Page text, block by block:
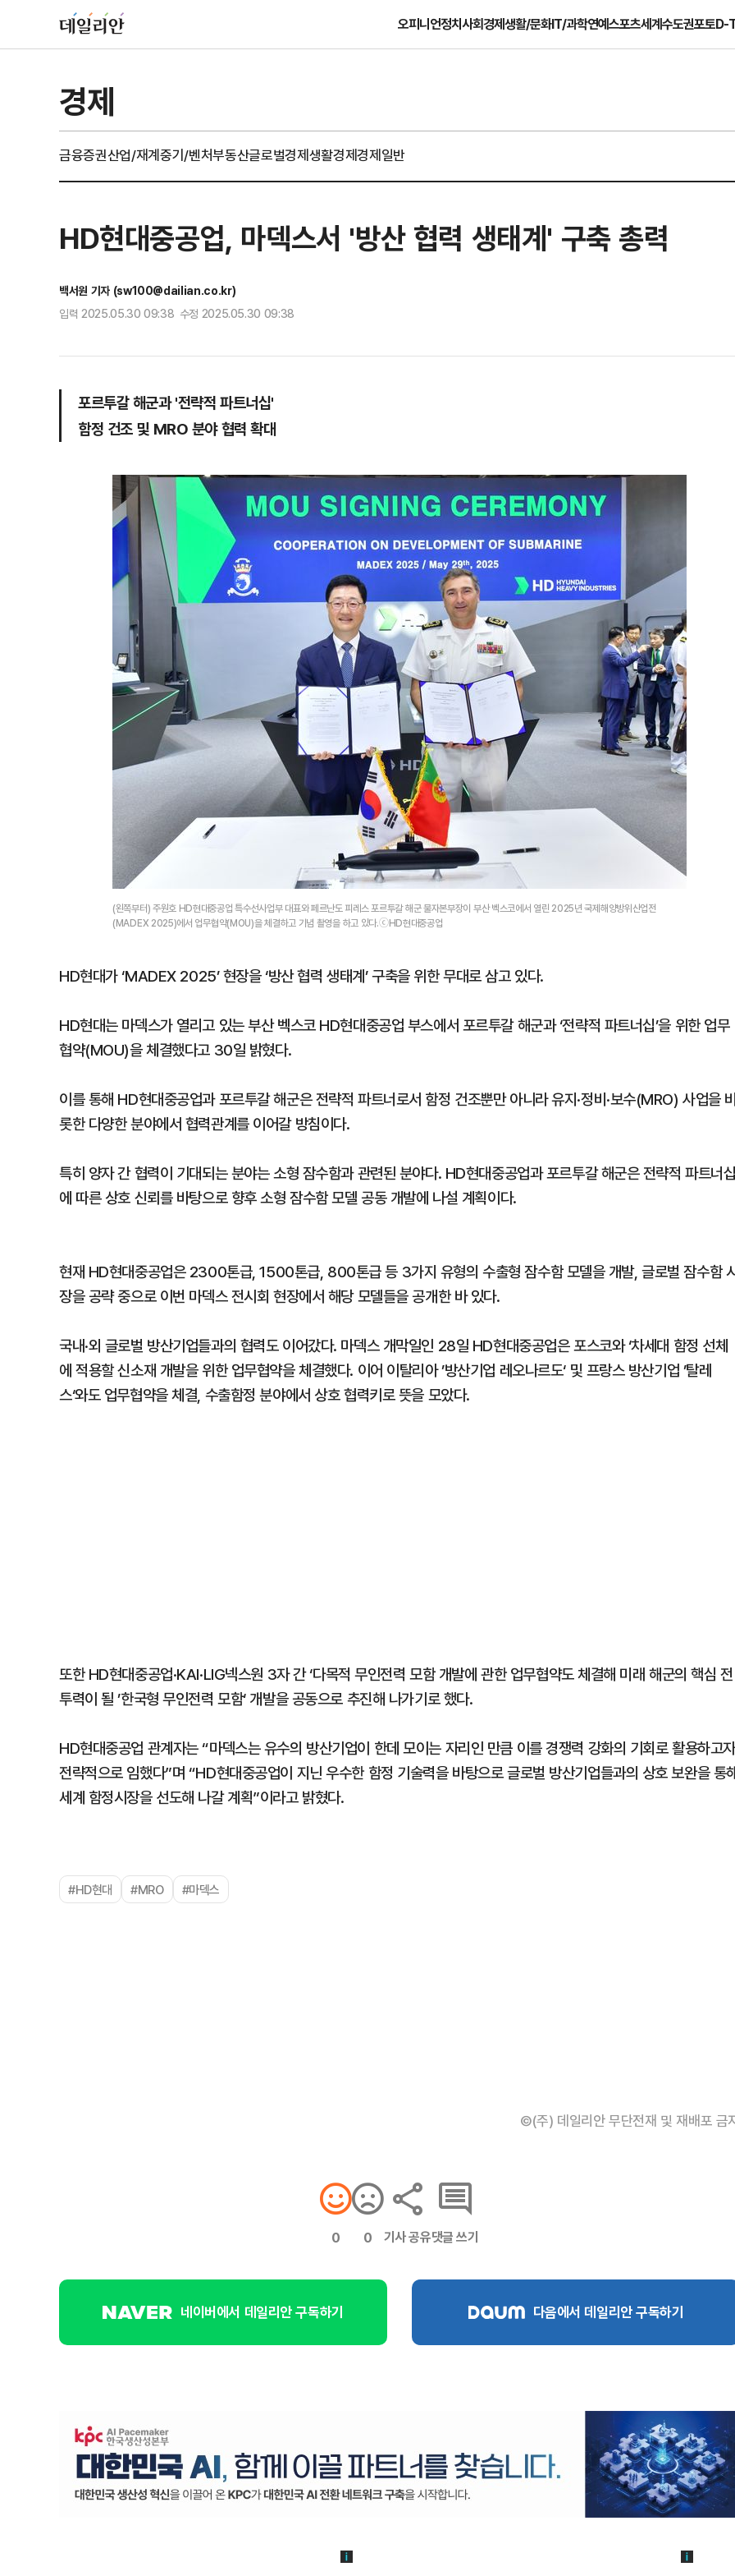
오피니언정치사회경제생활/문화IT/과학연예스포츠세계수도권포토D-
경제
금융증권산업/재계중기/벤처부동산글로벌경제생활경제경제일반
HD현대중공업, 마덱스서 '방산 협력 생태계' 구축 총력
백서원 기자 (sw100@dailian.co.kr)
입력 2025.05.30 09:38 수정 2025.05.30 09:38
포르투갈 해군과 '전략적 파트너십'
함정 건조 및 MRO 분야 협력 확대
(왼쪽부터) 주원호 HD현대중공업 특수선사업부 대표와 페르난도 피레스 포르투갈 해군 물자본부장이 부산 벡스코에서 열린 2025년 국제해양방위산업전
(MADEX 2025)에서 업무협약(MOU)을 체결하고 기념 촬영을 하고 있다.ⓒHD현대중공업
HD현대가 ‘MADEX 2025’ 현장을 ‘방산 협력 생태계’ 구축을 위한 무대로 삼고 있다.
HD현대는 마덱스가 열리고 있는 부산 벡스코 HD현대중공업 부스에서 포르투갈 해군과 ‘전략적 파트너십’을 위한 업무
협약(MOU)을 체결했다고 30일 밝혔다.
이를 통해 HD현대중공업과 포르투갈 해군은 전략적 파트너로서 함정 건조뿐만 아니라 유지·정비·보수(MRO) 사업을
롯한 다양한 분야에서 협력관계를 이어갈 방침이다.
특히 양자 간 협력이 기대되는 분야는 소형 잠수함과 관련된 분야다. HD현대중공업과 포르투갈 해군은 전략적 파트너
에 따른 상호 신뢰를 바탕으로 향후 소형 잠수함 모델 공동 개발에 나설 계획이다.
현재 HD현대중공업은 2300톤급, 1500톤급, 800톤급 등 3가지 유형의 수출형 잠수함 모델을 개발, 글로벌 잠수함
장을 공략 중으로 이번 마덱스 전시회 현장에서 해당 모델들을 공개한 바 있다.
국내·외 글로벌 방산기업들과의 협력도 이어갔다. 마덱스 개막일인 28일 HD현대중공업은 포스코와 ‘차세대 함정 선체
에 적용할 신소재 개발을 위한 업무협약을 체결했다. 이어 이탈리아 ’방산기업 레오나르도‘ 및 프랑스 방산기업 ’탈레
스‘와도 업무협약을 체결, 수출함정 분야에서 상호 협력키로 뜻을 모았다.
또한 HD현대중공업·KAI·LIG넥스원 3자 간 ‘다목적 무인전력 모함 개발에 관한 업무협약도 체결해 미래 해군의 핵심 전
투력이 될 ’한국형 무인전력 모함‘ 개발을 공동으로 추진해 나가기로 했다.
HD현대중공업 관계자는 “마덱스는 유수의 방산기업이 한데 모이는 자리인 만큼 이를 경쟁력 강화의 기회로 활용하고자
전략적으로 임했다”며 “HD현대중공업이 지닌 우수한 함정 기술력을 바탕으로 글로벌 방산기업들과의 상호 보완을 통
세계 함정시장을 선도해 나갈 계획”이라고 밝혔다.
#HD현대 #MRO #마덱스
©(주) 데일리안 무단전재 및 재배포 금
0 0 기사 공유댓글 쓰기
네이버에서 데일리안 구독하기 다음에서 데일리안 구독하기